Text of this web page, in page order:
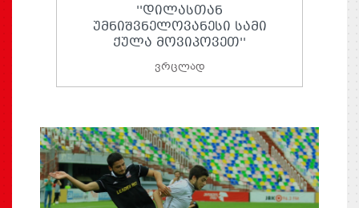
''ᲓᲘᲚᲐᲡᲗᲐᲜ
ᲣᲛᲜᲘᲨᲕᲜᲔᲚᲝᲕᲐᲜᲔᲡᲘ ᲡᲐᲛᲘ
ᲥᲣᲚᲐ ᲛᲝᲕᲘᲞᲝᲕᲔᲗ''
ვრცლად